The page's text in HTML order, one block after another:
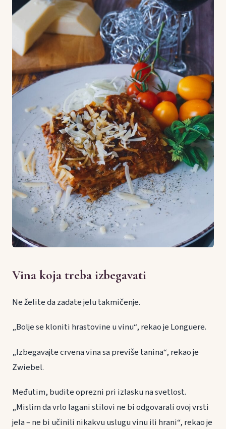
Vina koja treba izbegavati
Ne želite da zadate jelu takmičenje.
„Bolje se kloniti hrastovine u vinu“, rekao je Longuere.
„Izbegavajte crvena vina sa previše tanina“, rekao je
Zwiebel.
Međutim, budite oprezni pri izlasku na svetlost.
„Mislim da vrlo lagani stilovi ne bi odgovarali ovoj vrsti
jela – ne bi učinili nikakvu uslugu vinu ili hrani“, rekao je